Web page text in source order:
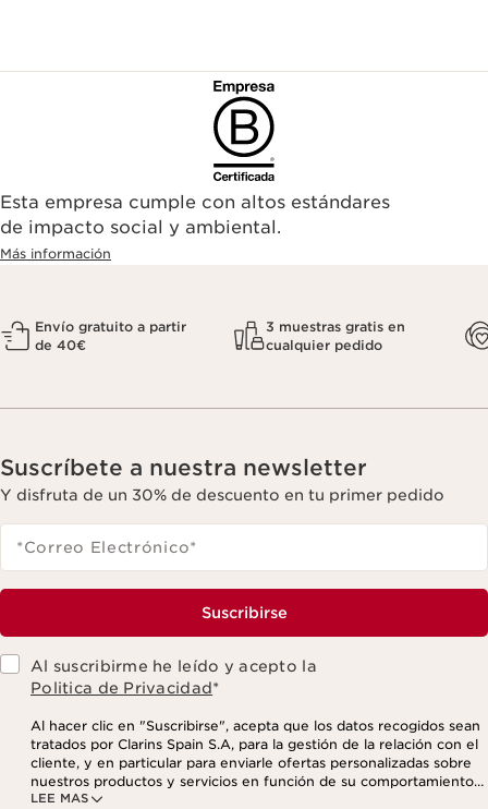
Esta empresa cumple con altos estándares
de impacto social y ambiental.
Más información
Envío gratuito a partir
de 40€
3 muestras gratis en
cualquier pedido
Suscríbete a nuestra newsletter
Y disfruta de un 30% de descuento en tu primer pedido
*Correo Electrónico*
Suscribirse
Al suscribirme he leído y acepto la
Politica de Privacidad*
LEE MAS
Al hacer clic en "Suscribirse", acepta que los datos recogidos sean
tratados por Clarins Spain S.A, para la gestión de la relación con el
cliente, y en particular para enviarle ofertas personalizadas sobre
nuestros productos y servicios en función de su comportamiento
de compra, sus hábitos y/o intereses, incluso mediante su